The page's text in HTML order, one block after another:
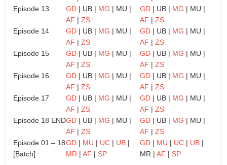
Episode 13
GD | UB | MG | MU |
AF | ZS
GD | UB | MG | MU |
AF | ZS
Episode 14
GD | UB | MG | MU |
AF | ZS
GD | UB | MG | MU |
AF | ZS
Episode 15
GD | UB | MG | MU |
AF | ZS
GD | UB | MG | MU |
AF | ZS
Episode 16
GD | UB | MG | MU |
AF | ZS
GD | UB | MG | MU |
AF | ZS
Episode 17
GD | UB | MG | MU |
AF | ZS
GD | UB | MG | MU |
AF | ZS
Episode 18 ENDGD | UB | MG | MU |
AF | ZS
GD | UB | MG | MU |
AF | ZS
Episode 01 – 18
[Batch]
GD | MU | UC | UB |
MR | AF | SP
GD | MU | UC | UB |
MR | AF | SP